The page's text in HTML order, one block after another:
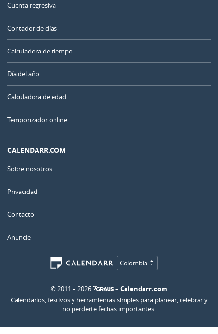
Cuenta regresiva
Contador de días
Calculadora de tiempo
Día del año
Calculadora de edad
Temporizador online
CALENDARR.COM
Sobre nosotros
Privacidad
Contacto
Anuncie
Colombia
© 2011 – 2026 – Calendarr.com
Calendarios, festivos y herramientas simples para planear, celebrar y
no perderte fechas importantes.